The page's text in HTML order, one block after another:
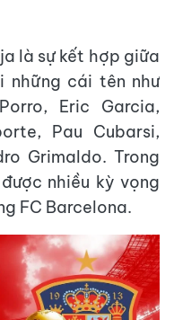
là sự kết hợp giữa
những cái tên như
Eric Garcia,
Pau Cubarsi,
Grimaldo. Trong
nhiều kỳ vọng
FC Barcelona.